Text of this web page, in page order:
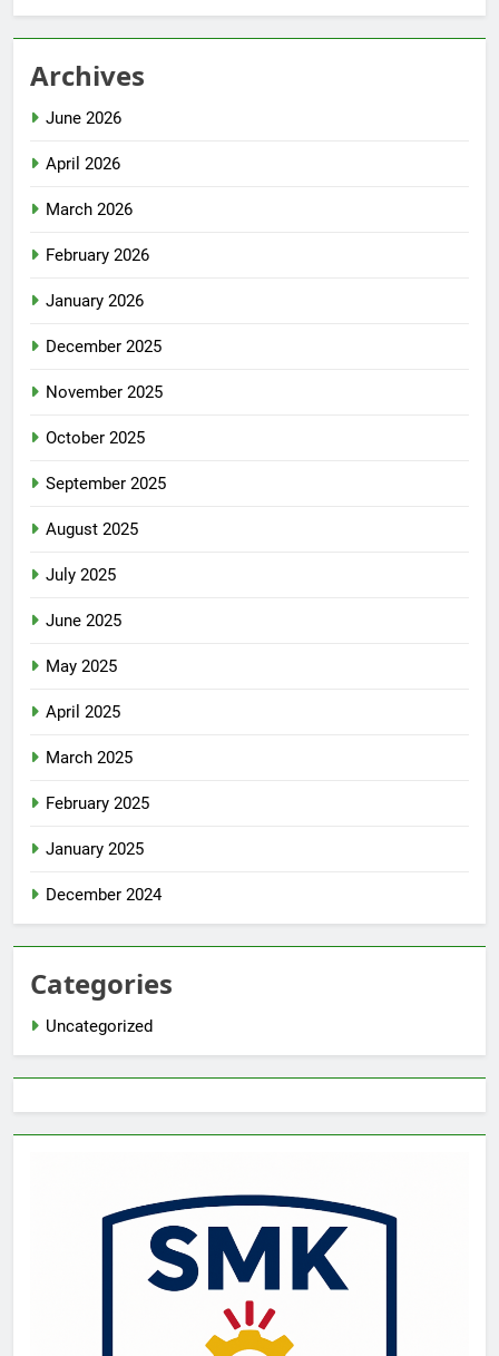
Archives
June 2026
April 2026
March 2026
February 2026
January 2026
December 2025
November 2025
October 2025
September 2025
August 2025
July 2025
June 2025
May 2025
April 2025
March 2025
February 2025
January 2025
December 2024
Categories
Uncategorized